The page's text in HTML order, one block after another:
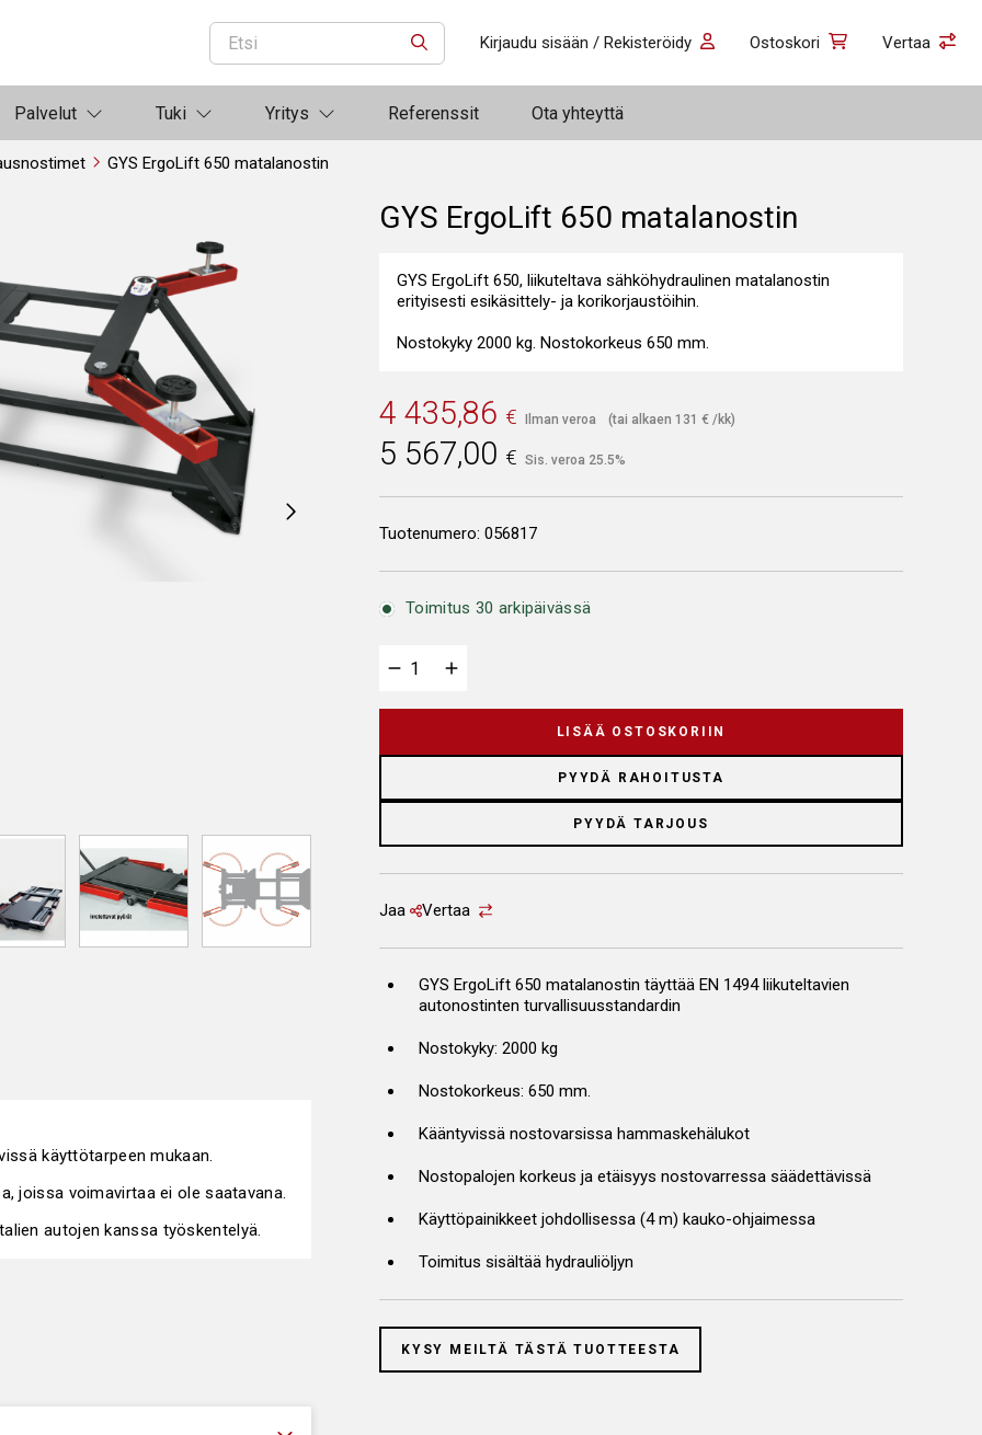
ETSI Kirjaudu sisään / Rekisteröidy Ostoskori Vertaa
Palvelut Tuki Yritys Referenssit Ota yhteyttä
GYS ErgoLift 650 matalanostin
GYS ErgoLift 650 matalanostin
GYS ErgoLift 650, liikuteltava sähköhydraulinen matalanostin
erityisesti esikäsittely- ja korikorjaustöihin.
Nostokyky 2000 kg. Nostokorkeus 650 mm.
4 435,86 € Ilman veroa (tai alkaen 131 € /kk)
5 567,00 € Sis. veroa 25.5%
Tuotenumero: 056817
Toimitus 30 arkipäivässä
LISÄÄ OSTOSKORIIN
PYYDÄ RAHOITUSTA
PYYDÄ TARJOUS
Jaa Vertaa
GYS ErgoLift 650 matalanostin täyttää EN 1494 liikuteltavien
autonostinten turvallisuusstandardin
Nostokyky: 2000 kg
Nostokorkeus: 650 mm.
Kääntyvissä nostovarsissa hammaskehälukot
Nostopalojen korkeus ja etäisyys nostovarressa säädettävissä
Käyttöpainikkeet johdollisessa (4 m) kauko-ohjaimessa
Toimitus sisältää hydrauliöljyn
KYSY MEILTÄ TÄSTÄ TUOTTEESTA
käyttötarpeen mukaan.
joissa voimavirtaa ei ole saatavana.
autojen kanssa työskentelyä.